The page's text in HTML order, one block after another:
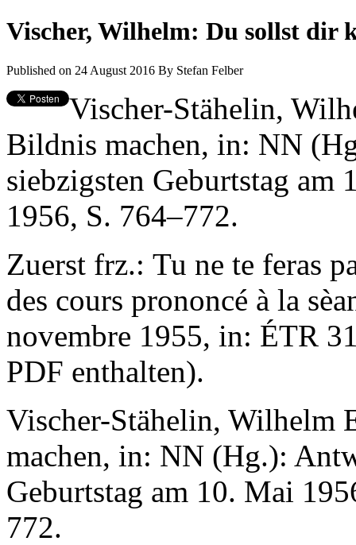
Vischer, Wilhelm: Du sollst dir
Published on 24 August 2016 By Stefan Felber
Vischer-Stähelin,
Bildnis machen, in: NN
siebzigsten Geburtstag
1956, S. 764–772.
Zuerst frz.: Tu ne te feras
des cours prononcé à la
novembre 1955, in: ÉTR
PDF enthalten).
Vischer-Stähelin, Wilhelm
machen, in: NN (Hg.):
Geburtstag am 10. Mai
772.